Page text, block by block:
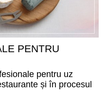
PENTRU
pentru uz
și în procesul